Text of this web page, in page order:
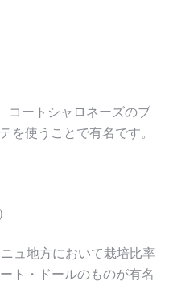
コートシャロネーズのブ
を使うことで有名です。
ュ地方において栽培比率
ト・ドールのものが有名